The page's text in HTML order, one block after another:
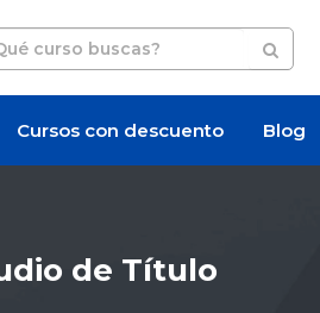
Cursos con descuento Blog
de Título